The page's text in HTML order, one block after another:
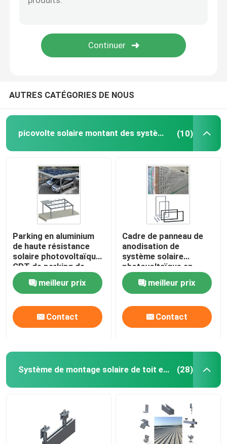
Systèmes d'alimentation solaire de télécom
module solaire monocristallin
AUTRES CATÉGORIES DE NOUS
picovolte solaire montant des systèmes (10)
Parking en aluminium
de haute résistance
solaire photovoltaïque
CPT de parking de
systèmes de support
de picovoltemeilleur prix
Contact
Cadre de panneau de
anodisation de
système solaire
photovoltaïque en
aluminium d'étirage
PFA
meilleur prix
Contact
Système de montage solaire de toit en métal (28)